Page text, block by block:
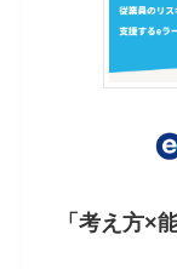
「考え方×